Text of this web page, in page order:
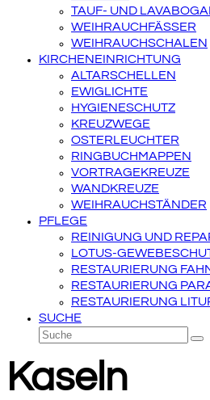
TAUF- UND
WEIHRAUCHFÄSSER
WEIHRAUCHSCHALEN
KIRCHENEINRICHTUNG
ALTARSCHELLEN
EWIGLICHTE
HYGIENESCHUTZ
KREUZWEGE
OSTERLEUCHTER
RINGBUCHMAPPEN
VORTRAGEKREUZE
WANDKREUZE
WEIHRAUCHSTÄNDER
PFLEGE
REINIGUNG UND
LOTUS-
RESTAURIERUNG
RESTAURIERUNG
RESTAURIERUNG
SUCHE
Suche
Kaseln